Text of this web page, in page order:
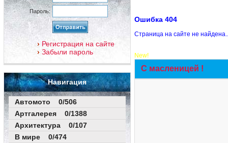
Пароль:
Регистрация на сайте
Забыли пароль
Навигация
Автомото 0/506
Артгалерея 0/1388
Архитектура 0/107
В мире 0/474
Ошибка 404
Страница на сайте не
New!
С масленицей !